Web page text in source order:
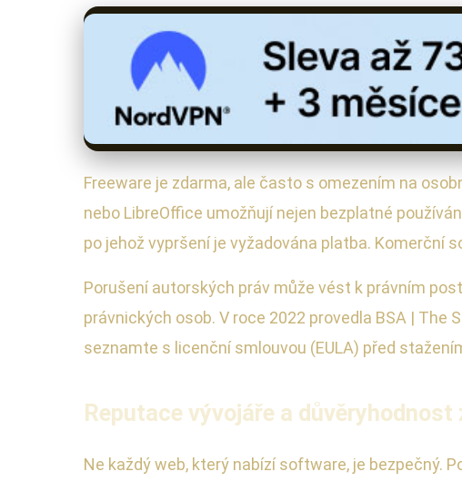
Freeware je zdarma, ale často s omezením na
nebo LibreOffice umožňují nejen bezplatné
po jehož vypršení je vyžadována platba. Komerční
Porušení autorských práv může vést k právním
právnických osob. V roce 2022 provedla BSA |
seznamte s licenční smlouvou (EULA) před
Reputace vývojáře a důvěryhodnost
Ne každý web, který nabízí software, je bezpečný.